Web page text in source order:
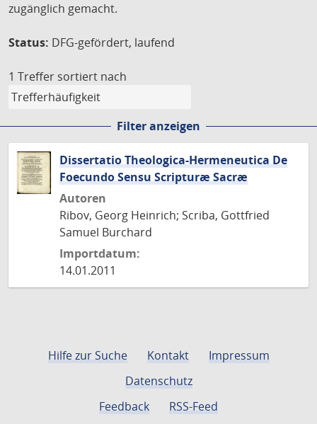
zugänglich gemacht.
Status: DFG-gefördert, laufend
1 Treffer sortiert nach
Filter anzeigen
Dissertatio Theologica-Hermeneutica De
Foecundo Sensu Scripturæ Sacræ
Autoren
Ribov, Georg Heinrich; Scriba, Gottfried
Samuel Burchard
Importdatum:
14.01.2011
Hilfe zur Suche Kontakt
Impressum
Datenschutz
Feedback
RSS-Feed